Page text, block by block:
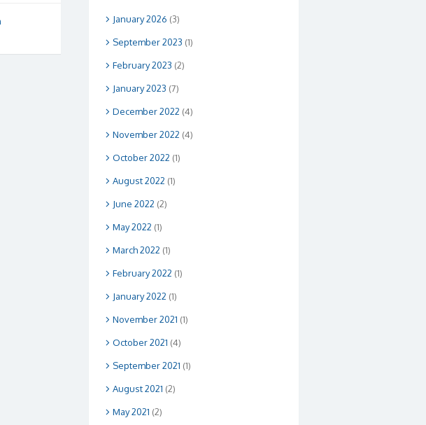
January 2026 (3)
September 2023 (1)
February 2023 (2)
January 2023 (7)
December 2022 (4)
November 2022 (4)
October 2022 (1)
August 2022 (1)
June 2022 (2)
May 2022 (1)
March 2022 (1)
February 2022 (1)
January 2022 (1)
November 2021 (1)
October 2021 (4)
September 2021 (1)
August 2021 (2)
May 2021 (2)